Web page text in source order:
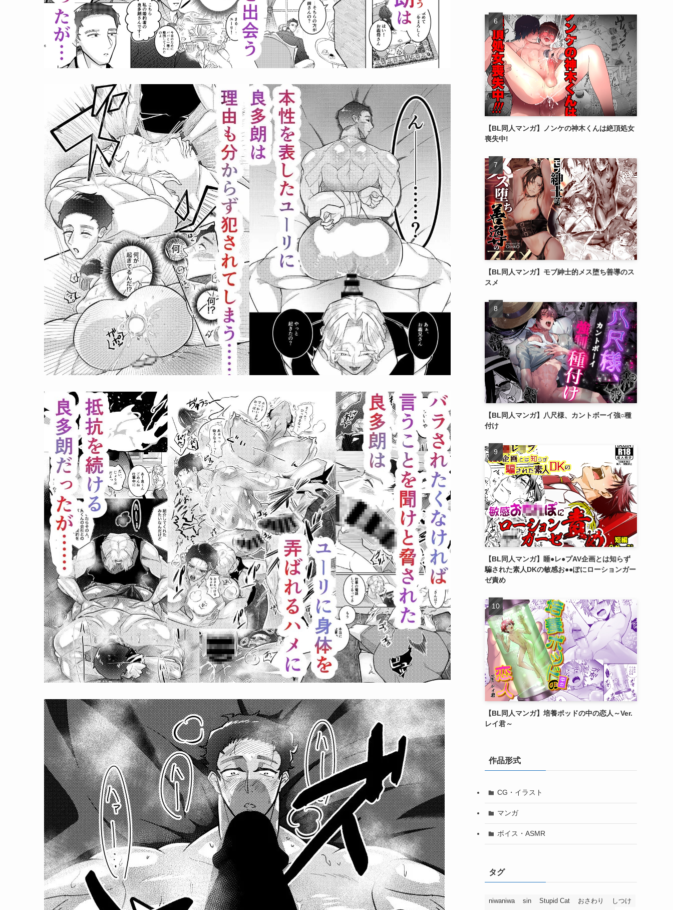
【BL同人マンガ】ノンケの神木くんは絶頂処女
喪失中!
【BL同人マンガ】モブ紳士的メス堕ち善導のス
スメ
【BL同人マンガ】八尺様、カントボーイ強○種
付け
【BL同人マンガ】睡●レ●プAV企画とは知らず
騙された素人DKの敏感お●●ぽにローションガー
ゼ責め
【BL同人マンガ】培養ポッドの中の恋人～Ver.
レイ君～
作品形式
CG・イラスト
マンガ
ボイス・ASMR
タグ
niwaniwa sin Stupid Cat おさわり
しつけ